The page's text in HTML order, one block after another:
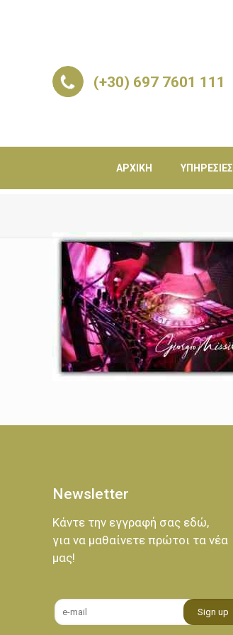
(+30) 697 7601 111
ΑΡΧΙΚΉ ΥΠΗΡΕΣΊΕΣ
Newsletter
Κάντε την εγγραφή σας εδώ,
για να μαθαίνετε πρώτοι τα νέα
μας!